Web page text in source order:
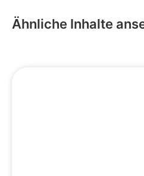
Ähnliche Inhalte